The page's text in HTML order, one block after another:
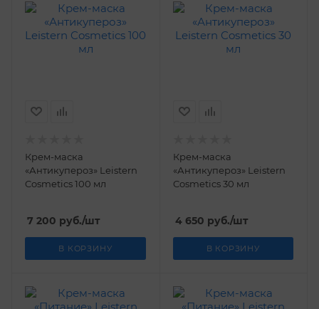
Крем-маска
«Антикупероз» Leistern
Cosmetics 100 мл
7 200 руб./шт
В КОРЗИНУ
Крем-маска
«Антикупероз» Leistern
Cosmetics 30 мл
4 650 руб./шт
В КОРЗИНУ